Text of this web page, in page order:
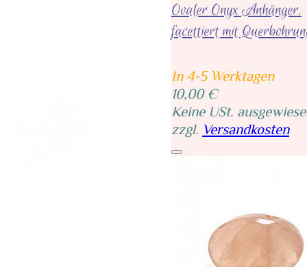
Ovaler Onyx Anhänger,
facettiert mit
In 4-5 Werktagen
10,00 €
Keine USt.
zzgl. Versandkosten